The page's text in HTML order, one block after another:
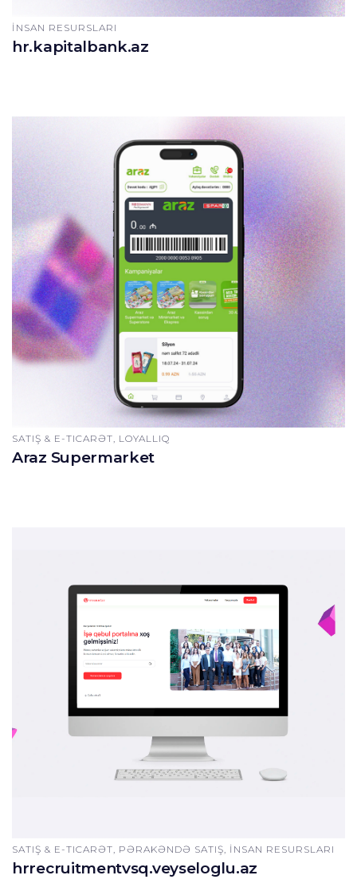
İNSAN RESURSLARI
hr.kapitalbank.az
SATIŞ & E-TICARƏT, LOYALLIQ
Araz Supermarket
SATIŞ & E-TICARƏT, PƏRAKƏNDƏ SATIŞ, İNSAN RESURSLARI
hrrecruitmentvsq.veyseloglu.az